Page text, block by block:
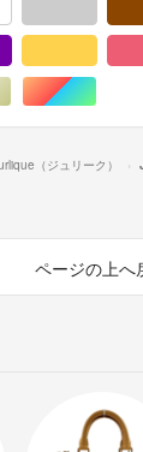
色系
ゴールド/金色系マルチ
（ジュリーク）
ページの上へ